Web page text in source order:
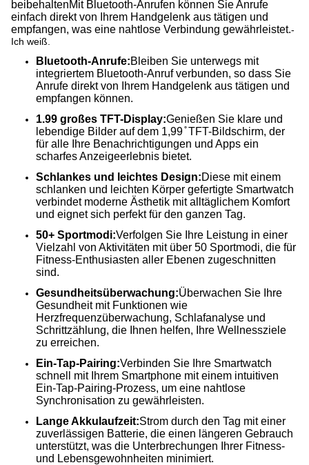
beibehaltenMit Bluetooth-Anrufen können Sie Anrufe
einfach direkt von Ihrem Handgelenk aus tätigen und
empfangen, was eine nahtlose Verbindung gewährleistet.-
Ich weiß.
Bluetooth-Anrufe:Bleiben Sie unterwegs mit
integriertem Bluetooth-Anruf verbunden, so dass Sie
Anrufe direkt von Ihrem Handgelenk aus tätigen und
empfangen können.
1.99 großes TFT-Display:Genießen Sie klare und
lebendige Bilder auf dem 1,99 ̊ TFT-Bildschirm, der
für alle Ihre Benachrichtigungen und Apps ein
scharfes Anzeigeerlebnis bietet.
Schlankes und leichtes Design:Diese mit einem
schlanken und leichten Körper gefertigte Smartwatch
verbindet moderne Ästhetik mit alltäglichem Komfort
und eignet sich perfekt für den ganzen Tag.
50+ Sportmodi:Verfolgen Sie Ihre Leistung in einer
Vielzahl von Aktivitäten mit über 50 Sportmodi, die für
Fitness-Enthusiasten aller Ebenen zugeschnitten
sind.
Gesundheitsüberwachung:Überwachen Sie Ihre
Gesundheit mit Funktionen wie
Herzfrequenzüberwachung, Schlafanalyse und
Schrittzählung, die Ihnen helfen, Ihre Wellnessziele
zu erreichen.
Ein-Tap-Pairing:Verbinden Sie Ihre Smartwatch
schnell mit Ihrem Smartphone mit einem intuitiven
Ein-Tap-Pairing-Prozess, um eine nahtlose
Synchronisation zu gewährleisten.
Lange Akkulaufzeit:Strom durch den Tag mit einer
zuverlässigen Batterie, die einen längeren Gebrauch
unterstützt, was die Unterbrechungen Ihrer Fitness-
und Lebensgewohnheiten minimiert.